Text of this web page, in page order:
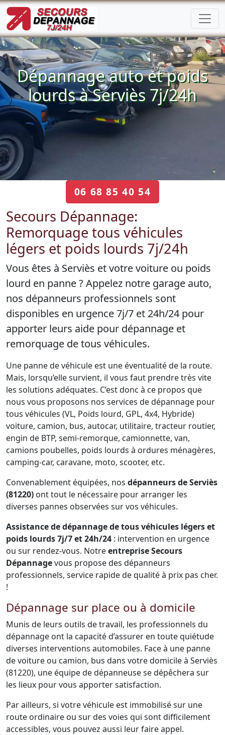
Dépannage auto et poids
lourds à Serviès 7j/24h
06 68 85 40 54
Secours Dépannage:
Remorquage tous véhicules
légers et poids lourds 7j/24h
Vous êtes à Serviès et votre voiture ou poids
lourd en panne ? Appelez notre garage auto,
nos dépanneurs professionnels sont
disponibles en urgence 7j/7 et 24h/24 pour
apporter leurs aide pour dépannage et
remorquage de tous véhicules.
Une panne de véhicule est une éventualité de la route.
Mais, lorsqu’elle survient, il vous faut prendre très vite
les solutions adéquates. C’est donc à ce propos que
nous vous proposons nos services de dépannage pour
tous véhicules (VL, Poids lourd, GPL, 4x4, Hybride)
voiture, camion, bus, autocar, utilitaire, tracteur routier,
engin de BTP, semi-remorque, camionnette, van,
camions poubelles, poids lourds à ordures ménagères,
camping-car, caravane, moto, scooter, etc.
Convenablement équipées, nos dépanneurs de Serviès
(81220) ont tout le nécessaire pour arranger les
diverses pannes observées sur vos véhicules.
Assistance de dépannage de tous véhicules légers et
poids lourds 7j/7 et 24h/24 : intervention en urgence
ou sur rendez-vous. Notreentreprise Secours
Dépannagevous propose des dépanneurs
professionnels, service rapide de qualité à prix pas cher.
!
Dépannage sur place ou à domicile
Munis de leurs outils de travail, les professionnels du
dépannage ont la capacité d’assurer en toute quiétude
diverses interventions automobiles. Face à une panne
de voiture ou camion, bus dans votre domicile à Serviès
(81220), une équipe de dépanneuse se dépêchera sur
les lieux pour vous apporter satisfaction.
Par ailleurs, si votre véhicule est immobilisé sur une
route ordinaire ou sur des voies qui sont difficilement
accessibles, vous pouvez aussi leur faire appel.